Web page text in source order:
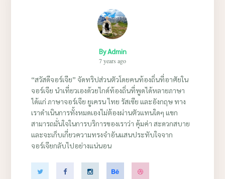
ByAdmin
7 years ago
“สวัสดีจอร์เจีย” จัดทริปส่วนตัวโดยคนท้องถิ่นที่อาศัยใน
จอร์เจีย นำเที่ยวเองด้วยไกด์ท้องถิ่นที่พูดได้หลายภาษา
ได้แก่ ภาษาจอร์เจีย ยูเครน ไทย รัสเซีย และอังกฤษ ทาง
เราดำเนินการทั้งหมดเองไม่ต้องผ่านตัวแทนใดๆ แขก
สามารถมั่นใจในการบริการของเราว่า คุ้มค่า สะดวกสบาย
และจะเก็บเกี่ยวความทรงจำอันแสนประทับใจจาก
จอร์เจียกลับไปอย่างแน่นอน